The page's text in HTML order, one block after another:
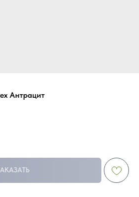
Антрацит